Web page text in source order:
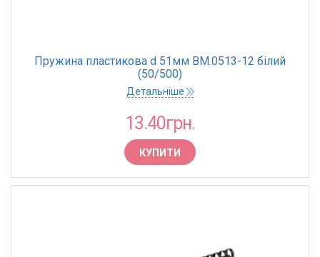
Пружина пластикова d 51мм BM.0513-12 білий
(50/500)
Детальніше
13.40грн.
КУПИТИ